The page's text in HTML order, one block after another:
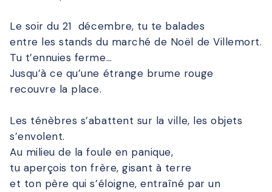
Le soir du 21 décembre, tu te balades
entre les stands du marché de Noël de Villemort.
Tu t’ennuies ferme…
Jusqu’à ce qu’une étrange brume rouge
recouvre la place.
Les ténèbres s’abattent sur la ville, les objets
s’envolent.
Au milieu de la foule en panique,
tu aperçois ton frère, gisant à terre
et ton père qui s’éloigne, entraîné par un